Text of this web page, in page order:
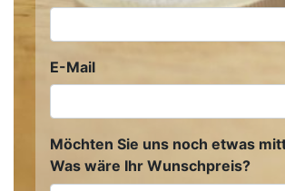
E-Mail
Möchten Sie uns noch etwas
Was wäre Ihr Wunschpreis?